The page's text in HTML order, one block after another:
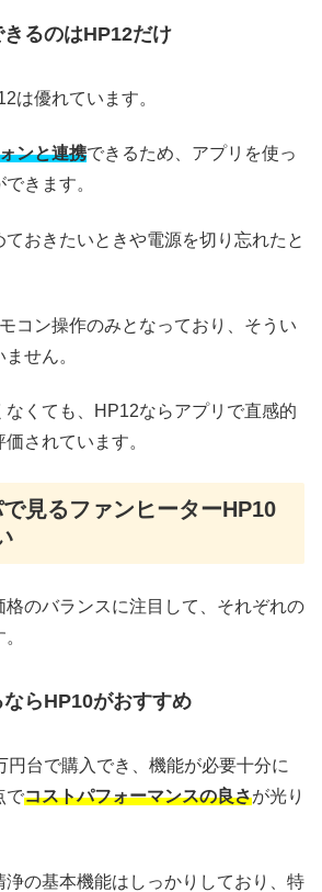
るのはHP12だけ
は優れています。
ンと連携できるため、アプリを使っ
きます。
おきたいときや電源を切り忘れたと
コン操作のみとなっており、そうい
せん。
くても、HP12ならアプリで直感的
されています。
見るファンヒーターHP10
格のバランスに注目して、それぞれの
らHP10がおすすめ
円台で購入でき、機能が必要十分に
でコストパフォーマンスの良さが光り
浄の基本機能はしっかりしており、特